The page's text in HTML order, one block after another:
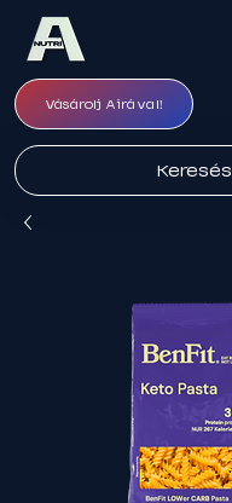
Vásárolj Airával!
Keresés